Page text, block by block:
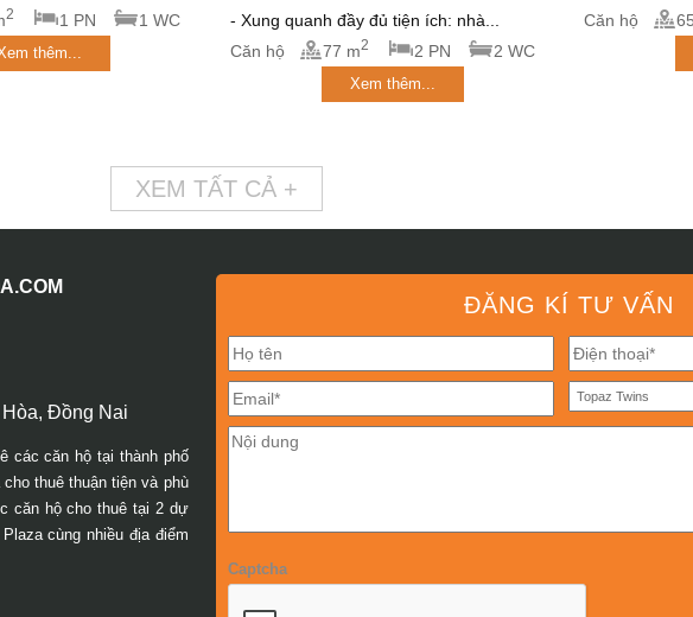
2 1 PN 1 WC
thêm...
- Xung quanh đầy đủ tiện ích: nhà...
Căn hộ
77 m2 2 PN 2 WC
Xem thêm...
Căn hộ
XEM TẤT CẢ +
ĐĂNG KÍ TƯ VẤN
Captcha
Đồng Nai
các căn hộ tại thành phố
thuê thuận tiện và phù
căn hộ cho thuê tại 2 dự
cùng nhiều địa điểm